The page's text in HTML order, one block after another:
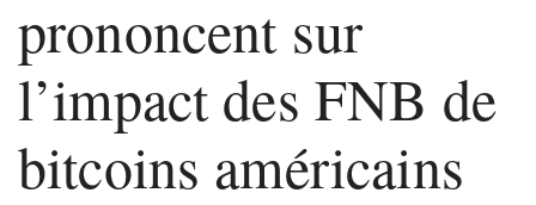
prononcent sur
l’impact des FNB de
bitcoins américains